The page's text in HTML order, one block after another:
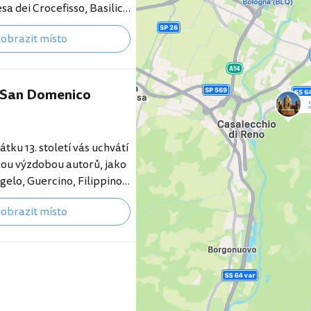
kostela ve zdobeném…
dei Crocefisso, Basilica
San Vitale e
Basilica del Sepolcro a
které všechny stojí
místo
Domenico
13. století vás uchvátí
výzdobou autorů, jako
Guercino, Filippino
Carracci.
místo
null